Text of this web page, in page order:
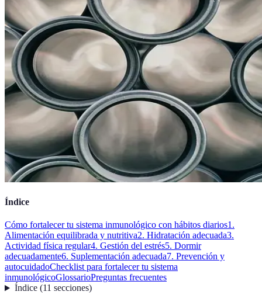
Índice
Cómo fortalecer tu sistema inmunológico con hábitos diarios1.
Alimentación equilibrada y nutritiva2. Hidratación adecuada3.
Actividad física regular4. Gestión del estrés5. Dormir
adecuadamente6. Suplementación adecuada7. Prevención y
autocuidadoChecklist para fortalecer tu sistema
inmunológicoGlossarioPreguntas frecuentes
Índice(11 secciones)